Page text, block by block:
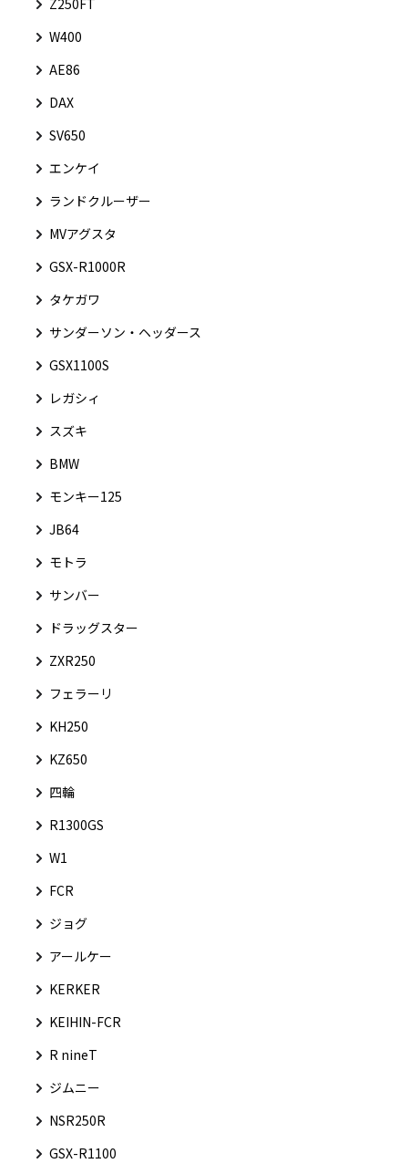
Z250FT
W400
AE86
DAX
SV650
エンケイ
ランドクルーザー
MVアグスタ
GSX-R1000R
タケガワ
サンダーソン・ヘッダース
GSX1100S
レガシィ
スズキ
BMW
モンキー125
JB64
モトラ
サンバー
ドラッグスター
ZXR250
フェラーリ
KH250
KZ650
四輪
R1300GS
W1
FCR
ジョグ
アールケー
KERKER
KEIHIN-FCR
R nineT
ジムニー
NSR250R
GSX-R1100